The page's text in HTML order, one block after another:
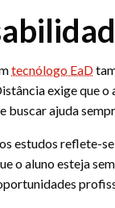
tecnólogo EaD
exige que
buscar ajuda
estudos reflete-
o aluno esteja